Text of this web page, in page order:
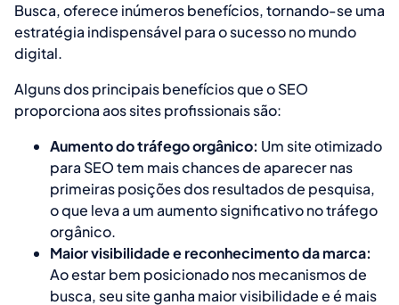
Busca, oferece inúmeros benefícios, tornando-se uma
estratégia indispensável para o sucesso no mundo
digital.
Alguns dos principais benefícios que o SEO
proporciona aos sites profissionais são:
Aumento do tráfego orgânico: Um site otimizado
para SEO tem mais chances de aparecer nas
primeiras posições dos resultados de pesquisa,
o que leva a um aumento significativo no tráfego
orgânico.
Maior visibilidade e reconhecimento da marca:
Ao estar bem posicionado nos mecanismos de
busca, seu site ganha maior visibilidade e é mais